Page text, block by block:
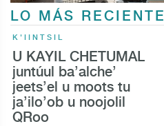
LO MÁS RECIENTE
K'IINTSIL
U KAYIL CHETUMAL
juntúul ba’alche’
jeets’el u moots tu
ja’ilo’ob u noojolil
QRoo